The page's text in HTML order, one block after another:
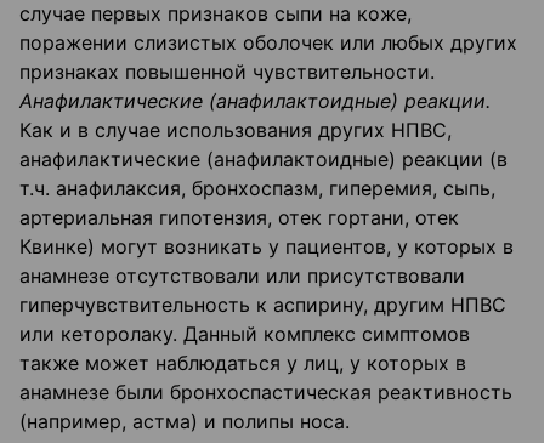
случае первых признаков сыпи на коже,
поражении слизистых оболочек или любых других
признаках повышенной чувствительности.
Анафилактические (анафилактоидные) реакции.
Как и в случае использования других НПВС,
анафилактические (анафилактоидные) реакции (в
т.ч. анафилаксия, бронхоспазм, гиперемия, сыпь,
артериальная гипотензия, отек гортани, отек
Квинке) могут возникать у пациентов, у которых в
анамнезе отсутствовали или присутствовали
гиперчувствительность к аспирину, другим НПВС
или кеторолаку. Данный комплекс симптомов
также может наблюдаться у лиц, у которых в
анамнезе были бронхоспастическая реактивность
(например, астма) и полипы носа.